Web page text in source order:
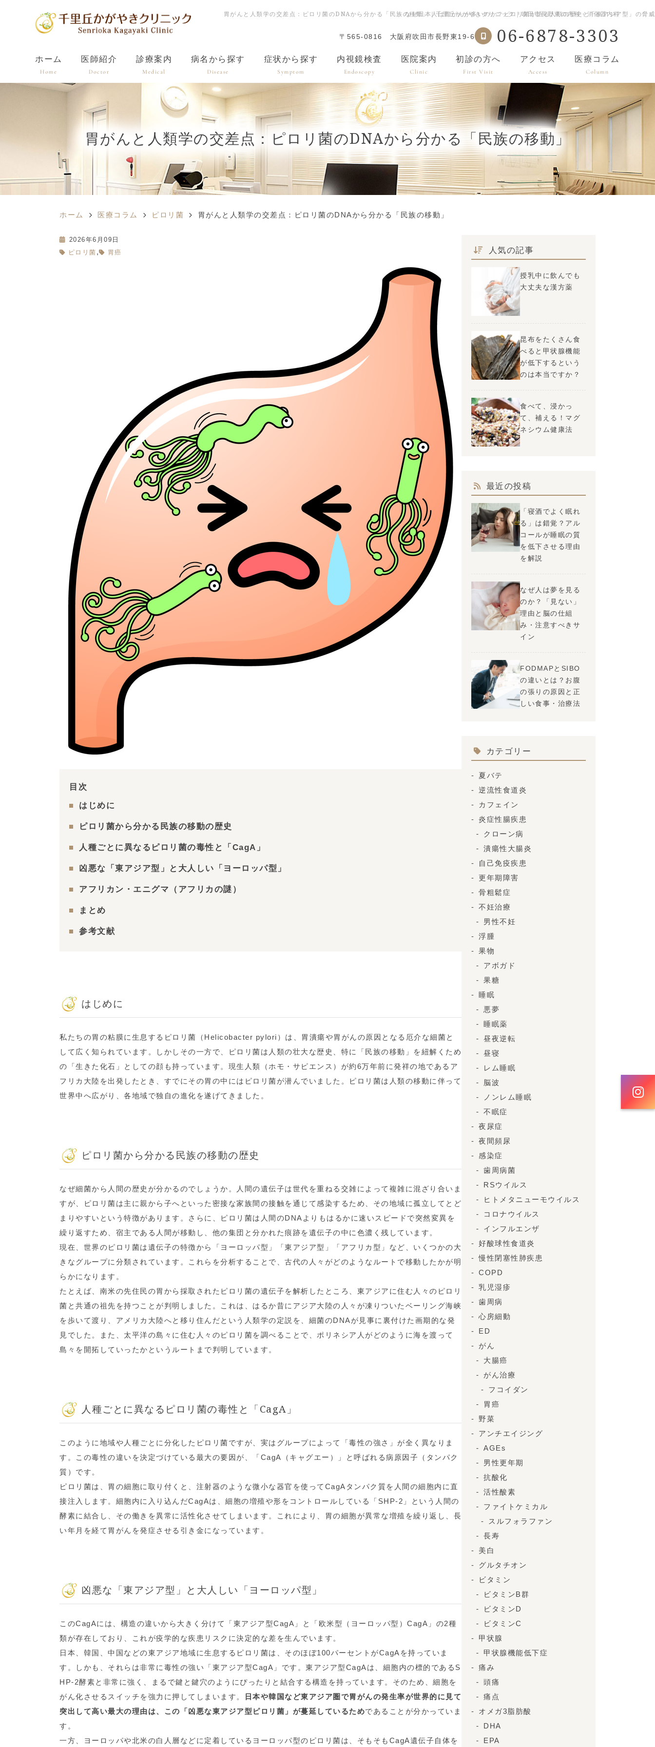
胃がんと人類学の交差点：ピロリ菌のDNAから分かる「民族の移動」｜千里丘かがやきクリニック｜吹田市長野東の内科・消化器内科
〒565-0816 大阪府吹田市長野東19-6 06-6878-3303
ホーム
Home
医師紹介
Doctor
診療案内
Medical
病名から探す
Disease
症状から探す
Symptom
内視鏡検査
Endoscopy
医院案内
Clinic
初診の方へ
First Visit
アクセス
Access
医療コラム
Column
胃がんと人類学の交差点：ピロリ菌のDNAから分かる「民族の移動」
ホーム 医療コラム ピロリ菌 胃がんと人類学の交差点：ピロリ菌のDNAから分かる「民族の移動」
2026年6月09日
ピロリ菌 , 胃癌
目次
はじめに
ピロリ菌から分かる民族の移動の歴史
人種ごとに異なるピロリ菌の毒性と「CagA」
凶悪な「東アジア型」と大人しい「ヨーロッパ型」
アフリカン・エニグマ（アフリカの謎）
まとめ
参考文献
なぜ日本人は胃がんが多いのか？ピロリ菌が語る人類の歴史と「東アジア型」の脅威
はじめに
私たちの胃の粘膜に生息するピロリ菌（Helicobacter pylori）は、胃潰瘍や胃がんの原因となる厄介な細菌と
して広く知られています。しかしその一方で、ピロリ菌は人類の壮大な歴史、特に「民族の移動」を紐解くため
の「生きた化石」としての顔も持っています。現生人類（ホモ・サピエンス）が約6万年前に発祥の地であるア
フリカ大陸を出発したとき、すでにその胃の中にはピロリ菌が潜んでいました。ピロリ菌は人類の移動に伴って
世界中へ広がり、各地域で独自の進化を遂げてきました。
ピロリ菌から分かる民族の移動の歴史
なぜ細菌から人間の歴史が分かるのでしょうか。人間の遺伝子は世代を重ねる交雑によって複雑に混ざり合いま
すが、ピロリ菌は主に親から子へといった密接な家族間の接触を通じて感染するため、その地域に孤立してとど
まりやすいという特徴があります。さらに、ピロリ菌は人間のDNAよりもはるかに速いスピードで突然変異を
繰り返すため、宿主である人間が移動し、他の集団と分かれた痕跡を遺伝子の中に色濃く残しています。
現在、世界のピロリ菌は遺伝子の特徴から「ヨーロッパ型」「東アジア型」「アフリカ型」など、いくつかの大
きなグループに分類されています。これらを分析することで、古代の人々がどのようなルートで移動したかが明
らかになります。
たとえば、南米の先住民の胃から採取されたピロリ菌の遺伝子を解析したところ、東アジアに住む人々のピロリ
菌と共通の祖先を持つことが判明しました。これは、はるか昔にアジア大陸の人々が凍りついたベーリング海峡
を歩いて渡り、アメリカ大陸へと移り住んだという人類学の定説を、細菌のDNAが見事に裏付けた画期的な発
見でした。また、太平洋の島々に住む人々のピロリ菌を調べることで、ポリネシア人がどのように海を渡って
島々を開拓していったかというルートまで判明しています。
人種ごとに異なるピロリ菌の毒性と「CagA」
このように地域や人種ごとに分化したピロリ菌ですが、実はグループによって「毒性の強さ」が全く異なりま
す。この毒性の違いを決定づけている最大の要因が、「CagA（キャグエー）」と呼ばれる病原因子（タンパク
質）です。
ピロリ菌は、胃の細胞に取り付くと、注射器のような微小な器官を使ってCagAタンパク質を人間の細胞内に直
接注入します。細胞内に入り込んだCagAは、細胞の増殖や形をコントロールしている「SHP-2」という人間の
酵素に結合し、その働きを異常に活性化させてしまいます。これにより、胃の細胞が異常な増殖を繰り返し、長
い年月を経て胃がんを発症させる引き金になっています。
凶悪な「東アジア型」と大人しい「ヨーロッパ型」
このCagAには、構造の違いから大きく分けて「東アジア型CagA」と「欧米型（ヨーロッパ型）CagA」の2種
類が存在しており、これが疫学的な疾患リスクに決定的な差を生んでいます。
日本、韓国、中国などの東アジア地域に生息するピロリ菌は、そのほぼ100パーセントがCagAを持っていま
す。しかも、それらは非常に毒性の強い「東アジア型CagA」です。東アジア型CagAは、細胞内の標的であるS
HP-2酵素と非常に強く、まるで鍵と鍵穴のようにぴったりと結合する構造を持っています。そのため、細胞を
がん化させるスイッチを強力に押してしまいます。
日本や韓国など東アジア圏で胃がんの発生率が世界的に見て
突出して高い最大の理由は、この「凶悪な東アジア型ピロリ菌」が蔓延しているためであることが分かっていま
す。
一方、ヨーロッパや北米の白人層などに定着しているヨーロッパ型のピロリ菌は、そもそもCagA遺伝子自体を
人気の記事
授乳中に飲んでも
大丈夫な漢方薬
昆布をたくさん食
べると甲状腺機能
が低下するという
のは本当ですか？
食べて、浸かっ
て、補える！マグ
ネシウム健康法
最近の投稿
「寝酒でよく眠れ
る」は錯覚？アル
コールが睡眠の質
を低下させる理由
を解説
なぜ人は夢を見る
のか？「見ない」
理由と脳の仕組
み・注意すべきサ
イン
FODMAPとSIBO
の違いとは？お腹
の張りの原因と正
しい食事・治療法
カテゴリー
夏バテ
逆流性食道炎
カフェイン
炎症性腸疾患
クローン病
潰瘍性大腸炎
自己免疫疾患
更年期障害
骨粗鬆症
不妊治療
男性不妊
浮腫
果物
アボガド
果糖
睡眠
悪夢
睡眠薬
昼夜逆転
昼寝
レム睡眠
脳波
ノンレム睡眠
不眠症
夜尿症
夜間頻尿
感染症
歯周病菌
RSウイルス
ヒトメタニューモウイルス
コロナウイルス
インフルエンザ
好酸球性食道炎
慢性閉塞性肺疾患
COPD
乳児湿疹
歯周病
心房細動
ED
がん
大腸癌
がん治療
フコイダン
胃癌
野菜
アンチエイジング
AGEs
男性更年期
抗酸化
活性酸素
ファイトケミカル
スルフォラファン
長寿
美白
グルタチオン
ビタミン
ビタミンB群
ビタミンD
ビタミンC
甲状腺
甲状腺機能低下症
痛み
頭痛
痛点
オメガ3脂肪酸
DHA
EPA